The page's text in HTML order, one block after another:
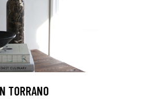
TORRANO